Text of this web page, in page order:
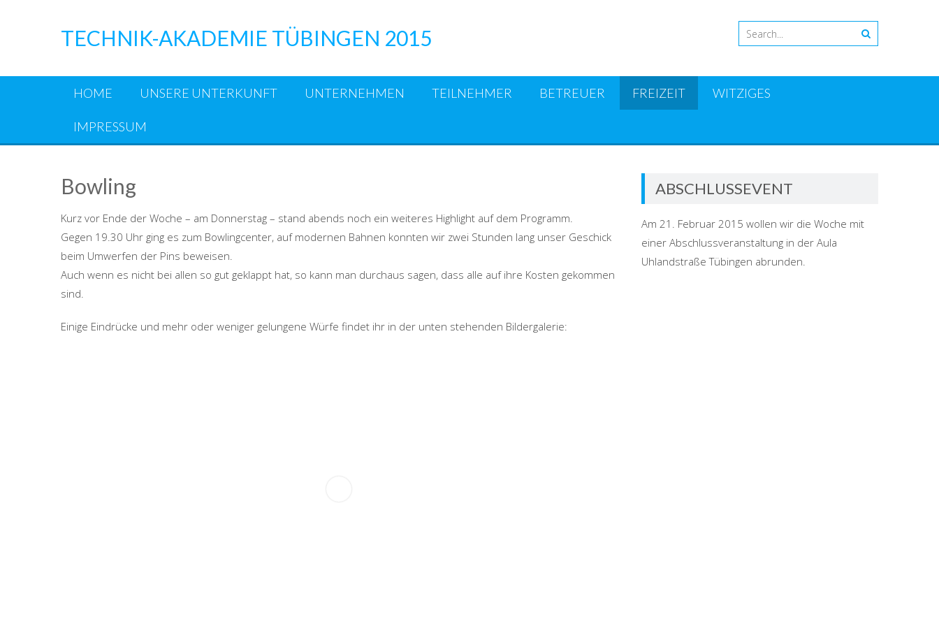
TECHNIK-AKADEMIE TÜBINGEN 2015
HOME UNSERE UNTERKUNFT UNTERNEHMEN TEILNEHMER BETREUER FREIZEIT WITZIGES
IMPRESSUM
Bowling
Kurz vor Ende der Woche – am Donnerstag – stand abends noch ein weiteres Highlight auf dem Programm.
Gegen 19.30 Uhr ging es zum Bowlingcenter, auf modernen Bahnen konnten wir zwei Stunden lang unser Geschick
beim Umwerfen der Pins beweisen.
Auch wenn es nicht bei allen so gut geklappt hat, so kann man durchaus sagen, dass alle auf ihre Kosten gekommen
sind.
Einige Eindrücke und mehr oder weniger gelungene Würfe findet ihr in der unten stehenden Bildergalerie:
ABSCHLUSSEVENT
Am 21. Februar 2015 wollen wir die Woche mit
einer Abschlussveranstaltung in der Aula
Uhlandstraße Tübingen abrunden.